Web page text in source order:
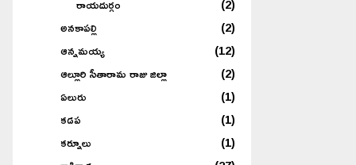
అనకాపల్లి
(2)
ఆన్నమయ్య
(12)
ఆల్లూరి సీతారామ రాజు జిల్లా
(2)
ఏలురు
(1)
కడప
(1)
కర్నూలు
(1)